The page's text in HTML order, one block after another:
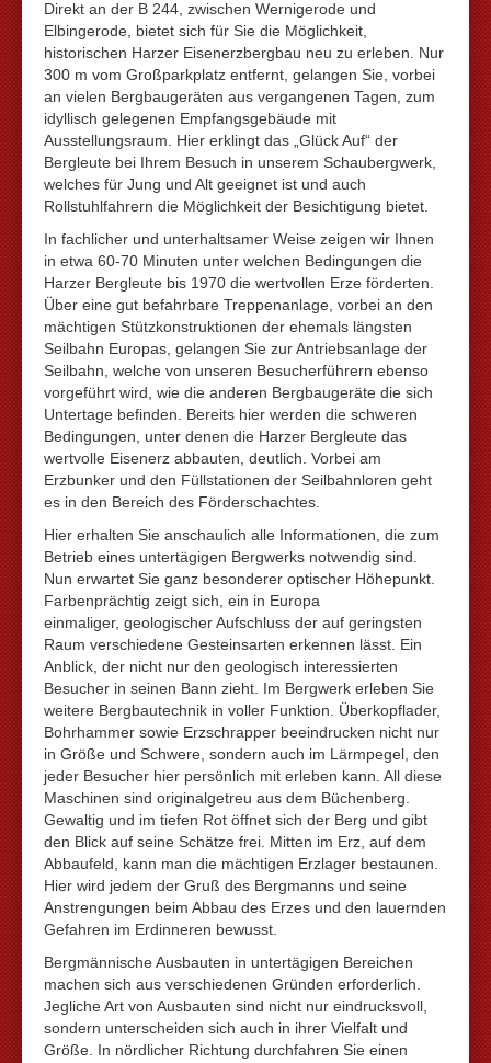
Direkt an der B 244, zwischen Wernigerode und
Elbingerode, bietet sich für Sie die Möglichkeit,
historischen Harzer Eisenerzbergbau neu zu erleben. Nur
300 m vom Großparkplatz entfernt, gelangen Sie, vorbei
an vielen Bergbaugeräten aus vergangenen Tagen, zum
idyllisch gelegenen Empfangsgebäude mit
Ausstellungsraum. Hier erklingt das „Glück Auf“ der
Bergleute bei Ihrem Besuch in unserem Schaubergwerk,
welches für Jung und Alt geeignet ist und auch
Rollstuhlfahrern die Möglichkeit der Besichtigung bietet.
In fachlicher und unterhaltsamer Weise zeigen wir Ihnen
in etwa 60-70 Minuten unter welchen Bedingungen die
Harzer Bergleute bis 1970 die wertvollen Erze förderten.
Über eine gut befahrbare Treppenanlage, vorbei an den
mächtigen Stützkonstruktionen der ehemals längsten
Seilbahn Europas, gelangen Sie zur Antriebsanlage der
Seilbahn, welche von unseren Besucherführern ebenso
vorgeführt wird, wie die anderen Bergbaugeräte die sich
Untertage befinden. Bereits hier werden die schweren
Bedingungen, unter denen die Harzer Bergleute das
wertvolle Eisenerz abbauten, deutlich. Vorbei am
Erzbunker und den Füllstationen der Seilbahnloren geht
es in den Bereich des Förderschachtes.
Hier erhalten Sie anschaulich alle Informationen, die zum
Betrieb eines untertägigen Bergwerks notwendig sind.
Nun erwartet Sie ganz besonderer optischer Höhepunkt.
Farbenprächtig zeigt sich, ein in Europa
einmaliger, geologischer Aufschluss der auf geringsten
Raum verschiedene Gesteinsarten erkennen lässt. Ein
Anblick, der nicht nur den geologisch interessierten
Besucher in seinen Bann zieht. Im Bergwerk erleben Sie
weitere Bergbautechnik in voller Funktion. Überkopflader,
Bohrhammer sowie Erzschrapper beeindrucken nicht nur
in Größe und Schwere, sondern auch im Lärmpegel, den
jeder Besucher hier persönlich mit erleben kann. All diese
Maschinen sind originalgetreu aus dem Büchenberg.
Gewaltig und im tiefen Rot öffnet sich der Berg und gibt
den Blick auf seine Schätze frei. Mitten im Erz, auf dem
Abbaufeld, kann man die mächtigen Erzlager bestaunen.
Hier wird jedem der Gruß des Bergmanns und seine
Anstrengungen beim Abbau des Erzes und den lauernden
Gefahren im Erdinneren bewusst.
Bergmännische Ausbauten in untertägigen Bereichen
machen sich aus verschiedenen Gründen erforderlich.
Jegliche Art von Ausbauten sind nicht nur eindrucksvoll,
sondern unterscheiden sich auch in ihrer Vielfalt und
Größe. In nördlicher Richtung durchfahren Sie einen